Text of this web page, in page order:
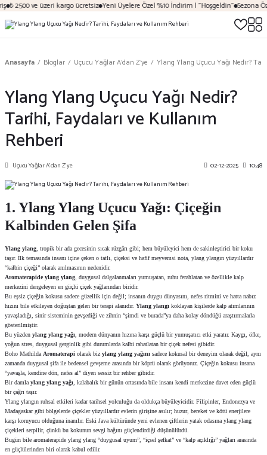
2500 ve üzeri kargo ücretsiz Yeni Üyelere Özel %10 İndirim | "Hoşgeldin" Sezona Özel
Anasayfa Bloglar Uçucu Yağlar A’dan Z’ye Ylang Ylang Uçucu Yağı Nedir?
Ylang Ylang Uçucu Yağı Nedir?
Tarihi, Faydaları ve Kullanım
Rehberi
Uçucu Yağlar A’dan Z’ye 02-12-2025 10:48
1. Ylang Ylang Uçucu Yağı: Çiçeğin
Kalbinden Gelen Şifa
Ylang ylang , tropik bir ada gecesinin sıcak rüzgârı gibi; hem büyüleyici hem de sakinleştirici bir koku
taşır. İlk temasında insanı içine çeken o tatlı, çiçeksi ve hafif meyvemsi nota, ylang ylangın yüzyıllardır
“kalbin çiçeği” olarak anılmasının nedenidir.
Aromaterapideylang ylang , duygusal dalgalanmaları yumuşatan, ruhu ferahlatan ve özellikle kalp
merkezini dengeleyen en güçlü çiçek yağlarından biridir.
Bu eşsiz çiçeğin kokusu sadece güzellik için değil; insanın duygu dünyasını, nefes ritmini ve hatta nabız
hızını bile etkileyen doğuştan gelen bir terapi alanıdır. Ylang ylangı koklayan kişilerde kalp atımlarının
yavaşladığı, sinir sisteminin gevşediği ve zihnin “şimdi ve burada”ya daha kolay döndüğü araştırmalarla
gösterilmiştir.
Bu yüzden ylang ylang yağı , modern dünyanın hızına karşı güçlü bir yumuşatıcı etki yaratır. Kaygı, öfke,
yoğun stres, duygusal gerginlik gibi durumlarda kalbi rahatlatan bir çiçek nefesi gibidir.
Boho Mathilda Aromaterapi olarak biz ylang ylang yağını sadece kokusal bir deneyim olarak değil, aynı
zamanda duygusal şifa ile bedensel gevşeme arasında bir köprü olarak görüyoruz. Çiçeğin kokusu insana
“yavaşla, kendine dön, nefes al” diyen sessiz bir rehber gibidir.
Bir damla ylang ylang yağı , kalabalık bir günün ortasında bile insanı kendi merkezine davet eden güçlü
bir çağrı taşır.
Ylang ylangın ruhsal etkileri kadar tarihsel yolculuğu da oldukça büyüleyicidir. Filipinler, Endonezya ve
Madagaskar gibi bölgelerde çiçekler yüzyıllardır evlerin girişine asılır; huzur, bereket ve kötü enerjilere
karşı koruyucu olduğuna inanılır. Eski Java kültüründe yeni evlenen çiftlerin yatak odasına ylang ylang
çiçekleri serpilir, çünkü bu kokunun sevgi bağını güçlendirdiği düşünülürdü.
Bugün bile aromaterapide ylang ylang “duygusal uyum”, “içsel şefkat” ve “kalp açıklığı” yağları arasında
en güçlülerinden biri olarak kabul edilir.